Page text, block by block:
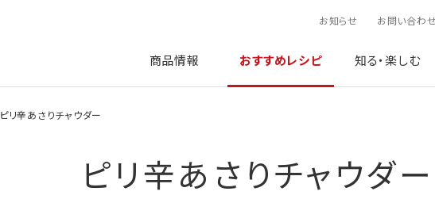
お知らせ お問い合わ
商品情報 おすすめレシピ 知る・楽しむ
ピリ辛あさりチャウダー
ピリ辛あさりチャウダー